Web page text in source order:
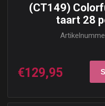
(CT149)
taart 28
€129,95